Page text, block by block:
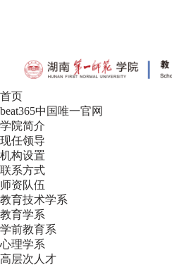
首页
beat365中国唯一官网
学院简介
现任领导
机构设置
联系方式
师资队伍
教育技术学系
教育学系
学前教育系
心理学系
高层次人才